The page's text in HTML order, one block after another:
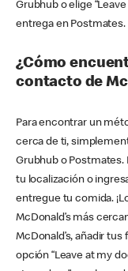
Grubhub o elige
entrega en Postmates.
¿Cómo
contacto de
Para encontrar un
cerca de ti,
Grubhub o Postmates.
tu localización o
entregue tu comida.
McDonald’s más
McDonald’s, añadir
opción “Leave at my